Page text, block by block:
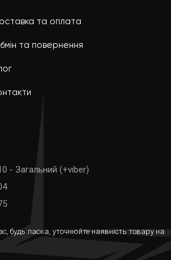
та оплата
та повернення
- Загальний (+viber)
будь ласка, уточнюйте наявність товару на